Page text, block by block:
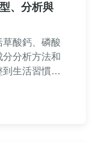
、分析與
酸鈣、磷酸
分析方法和
生活習慣，
容基於醫學